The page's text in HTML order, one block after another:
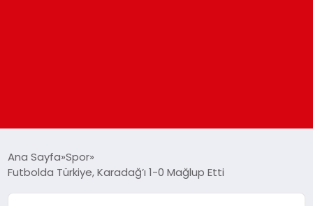
Ana Sayfa Spor
Futbolda Türkiye, Karadağ’ı 1-0 Mağlup Etti